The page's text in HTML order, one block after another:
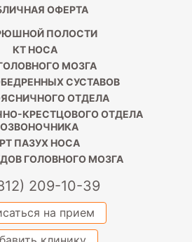
ОФЕРТА
ПОЛОСТИ
КТ НОСА
МОЗГА
СУСТАВОВ
ОТДЕЛА
КРЕСТЦОВОГО ОТДЕЛА
ПАЗУХ НОСА
ГОЛОВНОГО МОЗГА
209-10-39
на прием